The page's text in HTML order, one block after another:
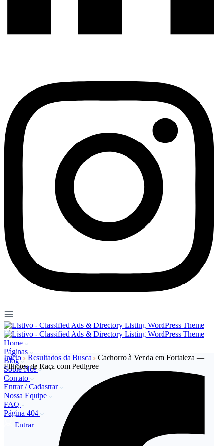
Home
Páginas
Blog
Sobre Nós
Contato
Entrar / Cadastrar
Nossa Equipe
FAQ
Página 404
Entrar
Início Resultados da Busca
Cachorro à Venda em Fortaleza —
Filhotes de Raça com Pedigree